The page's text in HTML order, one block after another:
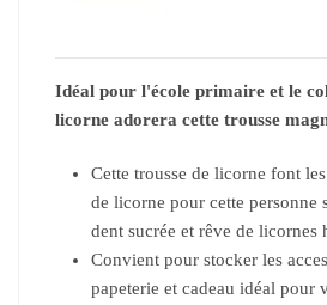
Idéal pour l'école primaire et le
licorne adorera cette trousse
Cette trousse de licorne font
de licorne pour cette personne
dent sucrée et rêve de licornes
Convient pour stocker les
papeterie et cadeau idéal pour